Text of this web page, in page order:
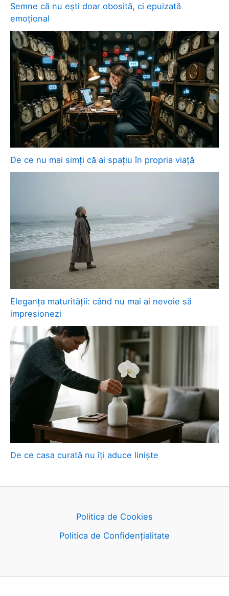
Semne că nu ești doar obosită, ci epuizată
emoțional
De ce nu mai simți că ai spațiu în propria viață
Eleganța maturității: când nu mai ai nevoie să
impresionezi
De ce casa curată nu îți aduce liniște
Politica de Cookies
Politica de Confidențialitate